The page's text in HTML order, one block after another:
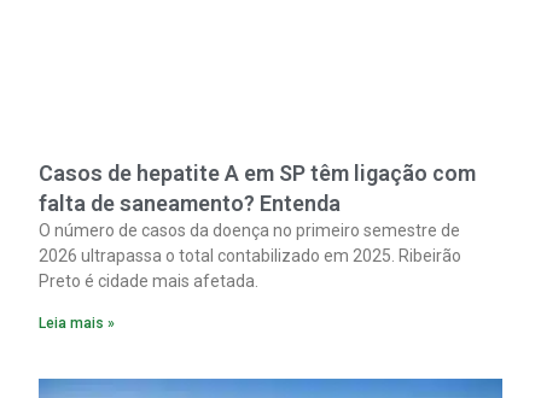
Casos de hepatite A em SP têm ligação com
falta de saneamento? Entenda
O número de casos da doença no primeiro semestre de
2026 ultrapassa o total contabilizado em 2025. Ribeirão
Preto é cidade mais afetada.
Leia mais »